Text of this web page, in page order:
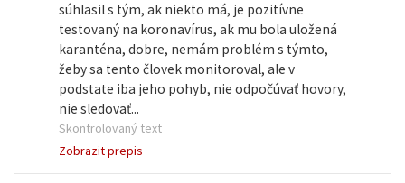
súhlasil s tým, ak niekto má, je pozitívne
testovaný na koronavírus, ak mu bola uložená
karanténa, dobre, nemám problém s týmto,
žeby sa tento človek monitoroval, ale v
podstate iba jeho pohyb, nie odpočúvať hovory,
nie sledovať...
Skontrolovaný text
Zobrazit prepis